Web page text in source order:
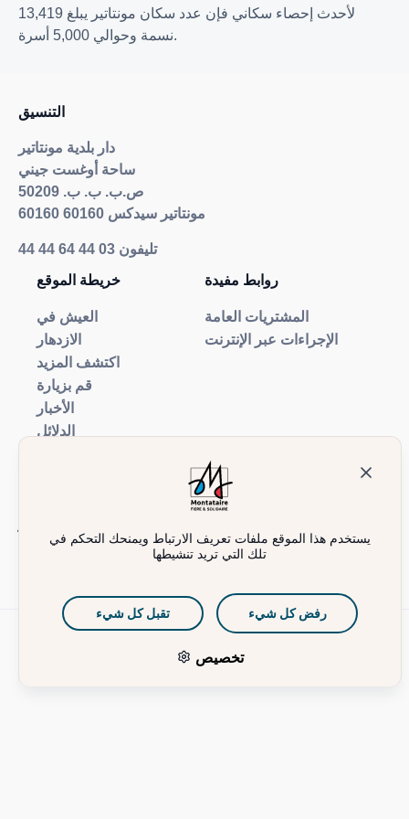
لأحدث إحصاء سكاني فإن عدد سكان مونتاتير يبلغ 13,419
نسمة وحوالي 5,000 أسرة.
التنسيق
دار بلدية مونتاتير
ساحة أوغست جيني
ص.ب. ب. ب. 50209
60160 60160 مونتاتير سيدكس
تليفون 03 44 64 44 44
خريطة الموقع
العيش في
الازدهار
اكتشف المزيد
قم بزيارة
الأخبار
الدلائل
روابط مفيدة
المشتريات العامة
الإجراءات عبر الإنترنت
اتصل بدار البلدية
خريطة
إمكانية
المعلومات
القانونية
سياسة
يستخدم هذا الموقع ملفات تعريف الارتباط ويمنحك التحكم في
تلك التي تريد تنشيطها
تقبل كل شيء رفض كل شيء
تخصيص